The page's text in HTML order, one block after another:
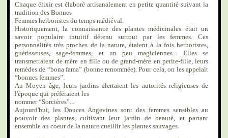
Chaque élixir est élaboré artisanalement en petite quantité suivant la
tradition des Bonnes
Femmes herboristes du temps médiéval.
Historiquement, la connaissance des plantes médicinales était un
savoir populaire intuitif détenu surtout par les femmes. Ces
personnalités très proches de la nature, étaient à la fois herboristes,
guérisseuses, sage-femmes, et un peu magiciennes... Elles se
transmettaient de mère en fille ou de grand-mère en petite-fille, leurs
remèdes de “bona fama” (bonne renommée). Pour cela, on les appelait
“bonnes femmes”.
Au Moyen âge, leurs jardins alertaient les autorités religieuses de
l'époque qui préféraient les
nommer “Sorcières”...
Aujourd'hui, les Douces Angevines sont des femmes sensibles au
pouvoir des plantes, cultivant leur jardin de beauté, et partant
ensemble au coeur de la nature cueillir les plantes sauvages.